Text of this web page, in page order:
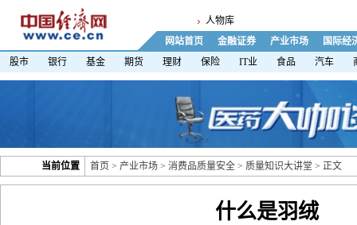
人物库
网站首页
金融证券 产业市场
国际经
股市
银行 基金 期货 理财 保险 IT业 食品 汽车
当前位置 首页 > 产业市场 > 消费品质量安全 > 质量知识大讲堂 > 正文
什么是羽绒